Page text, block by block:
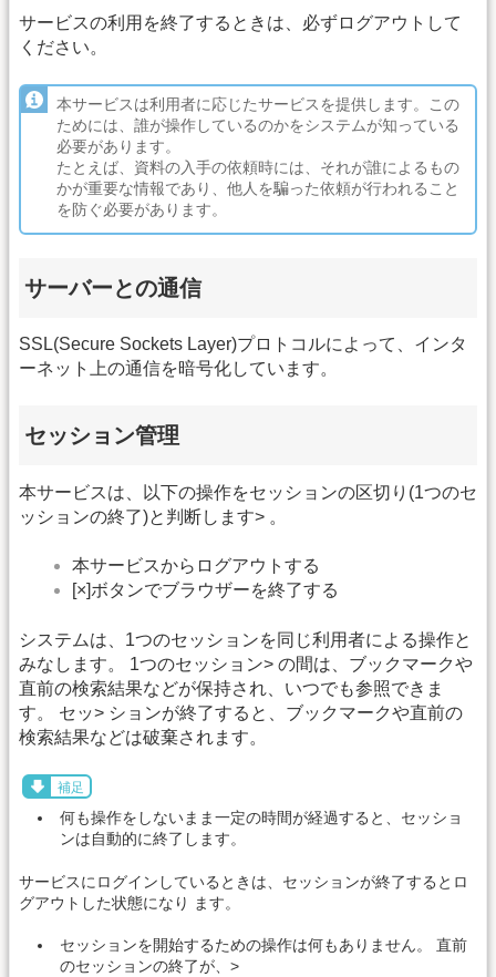
サービスの利用を終了するときは、必ずログアウトして
ください。
本サービスは利用者に応じたサービスを提供します。この
ためには、誰が操作しているのかをシステムが知っている
必要があります。
たとえば、資料の入手の依頼時には、それが誰によるもの
かが重要な情報であり、他人を騙った依頼が行われること
を防ぐ必要があります。
サーバーとの通信
SSL(Secure Sockets Layer)プロトコルによって、インタ
ーネット上の通信を暗号化しています。
セッション管理
本サービスは、以下の操作をセッションの区切り(1つのセ
ッションの終了)と判断します> 。
本サービスからログアウトする
[×]ボタンでブラウザーを終了する
システムは、1つのセッションを同じ利用者による操作と
みなします。 1つのセッション> の間は、ブックマークや
直前の検索結果などが保持され、いつでも参照できま
す。 セッ> ションが終了すると、ブックマークや直前の
検索結果などは破棄されます。
補足
何も操作をしないまま一定の時間が経過すると、セッショ
ンは自動的に終了します。
サービスにログインしているときは、セッションが終了するとロ
グアウトした状態になり ます。
セッションを開始するための操作は何もありません。 直前
のセッションの終了が、>